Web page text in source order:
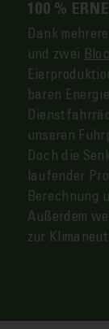
100 %
Dank
und zwei
baren
unseren
Doch die
laufender
Berechnung
Außer­dem
zur